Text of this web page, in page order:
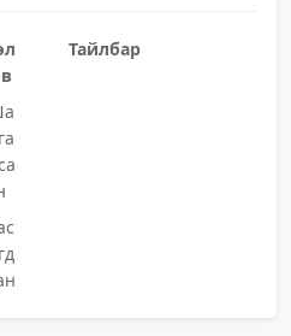
Тайлбар